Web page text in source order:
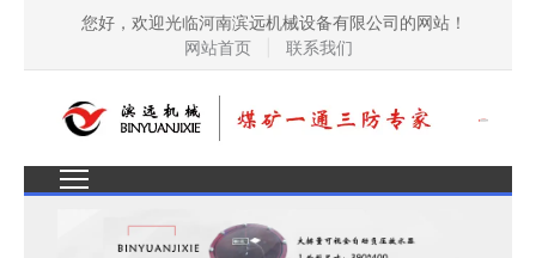
您好，欢迎光临河南滨远机械设备有限公司的网站！
网站首页
联系我们